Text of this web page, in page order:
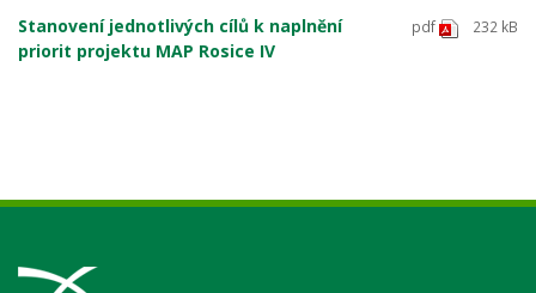
Stanovení jednotlivých cílů k naplnění
priorit projektu MAP Rosice IV
pdf 232 kB